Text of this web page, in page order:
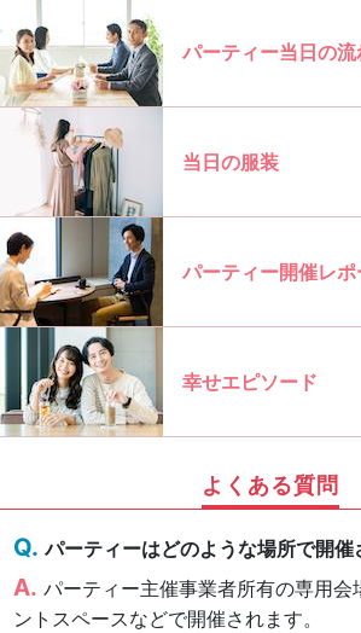
パーティー当日の流
当日の服装
パーティー開催レポ
幸せエピソード
よくある質問
パーティーはどのような場所で開催
パーティー主催事業者所有の専用会
ントスペースなどで開催されます。